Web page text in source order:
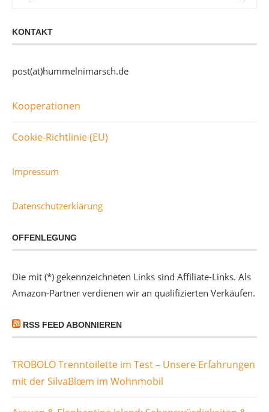
KONTAKT
post(at)hummelnimarsch.de
Kooperationen
Cookie-Richtlinie (EU)
Impressum
Datenschutzerklärung
OFFENLEGUNG
Die mit (*) gekennzeichneten Links sind Affiliate-Links. Als
Amazon-Partner verdienen wir an qualifizierten Verkäufen.
RSS FEED ABONNIEREN
TROBOLO Trenntoilette im Test – Unsere Erfahrungen
mit der SilvaBlœm im Wohnmobil